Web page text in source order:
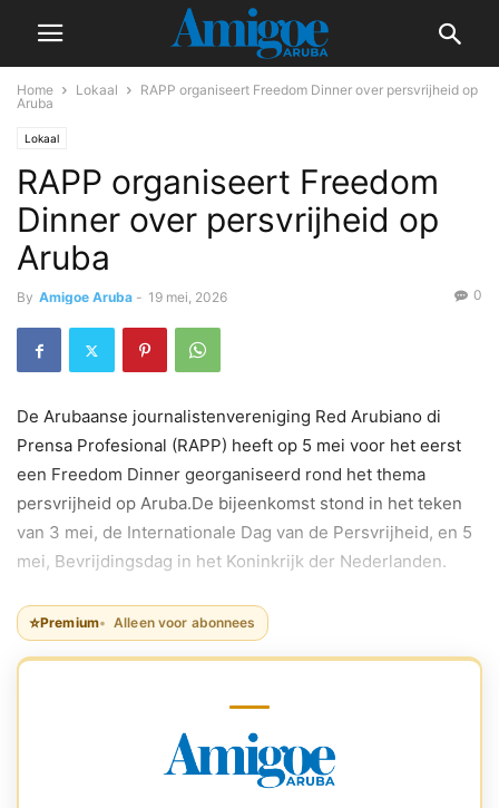
Home Lokaal
RAPP organiseert Freedom Dinner over persvrijheid op
Aruba
Lokaal
RAPP organiseert Freedom
Dinner over persvrijheid op
Aruba
By Amigoe Aruba - 19 mei, 2026 0
De Arubaanse journalistenvereniging Red Arubiano di
Prensa Profesional (RAPP) heeft op 5 mei voor het eerst
een Freedom Dinner georganiseerd rond het thema
persvrijheid op Aruba.De bijeenkomst stond in het teken
van 3 mei, de Internationale Dag van de Persvrijheid, en 5
mei, Bevrijdingsdag in het Koninkrijk der Nederlanden.
⭐Premium Alleen voor abonnees